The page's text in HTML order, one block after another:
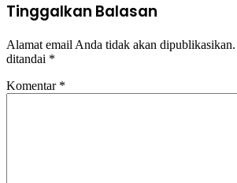
Tinggalkan Balasan
Alamat email Anda tidak akan dipublikasikan.
ditandai *
Komentar *